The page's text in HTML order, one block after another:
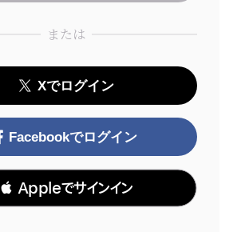
または
Xでログイン
Facebookでログイン
 Appleでサインイン